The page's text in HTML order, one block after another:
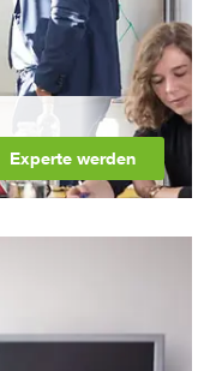
Experte werden